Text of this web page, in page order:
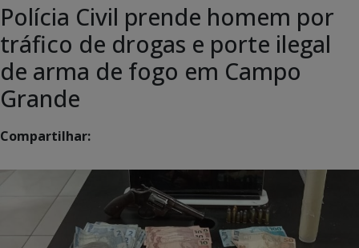
Polícia Civil prende homem por
tráfico de drogas e porte ilegal
de arma de fogo em Campo
Grande
Compartilhar: